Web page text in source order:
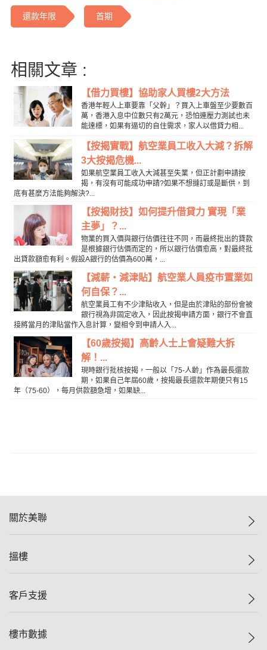
還款年限 首期
相關文章 :
【借力買樓】協助家人買樓2大方法
香港年輕人上車要靠「父幹」？買入上車盤至少要數百
萬，香港入息中位數只有2萬元，恐怕連壓力測試也未
能達標，如果有逼切的自住需求，家人以借貸力相...
【按揭實戰】航空業員工收入大減？拆解
3大按揭危機...
如果航空業員工收入大減甚至失業，但正計劃申請按
揭，有沒有可能成功申請?如果不想撻訂或是斷供，到
底有甚麼方法能夠解決?...
【按揭財技】如何提升借貸力 實現「業
主夢」？...
物業的買入價與銀行估價往往不同，而最終批出的貸款
是根據銀行估價而定的，所以銀行估價愈高，對最終批
出貸款額愈有利。假設A銀行的估價為600萬，...
【減薪‧減津貼】航空業人員疫巿置業如
何自保？...
航空業員工有不少津貼收入，但是由於津貼的部份會被
銀行視為非固定收入，因此按揭申請方面，銀行不會直
接將當月的津貼當作入息計算，變相令到申請人入...
【60歲按揭】高齡人士上會疑難大拆
解！...
現時銀行批核按揭，一般以「75-人齡」作為最長還款
期，如果自己年屆60歲，按揭最長還款年期便只有15
年（75-60），每月供款額急增，如果缺...
關於美聯
美聯集團
人才招募
搵樓
一手新盤
減價
客戶支援
自助放盤
樓市數據